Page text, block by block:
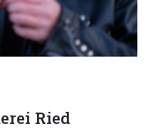
Ried